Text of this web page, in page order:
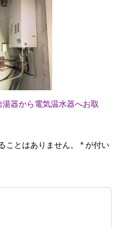
器から電気温水器へお取
ことはありません。 * が付い